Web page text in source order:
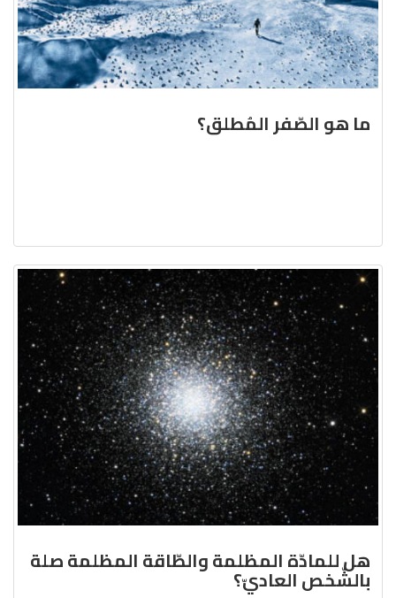
ما هو الصّفر المُطلق؟
هل للمادّة المظلمة والطّاقة المظلمة صلة
بالشّخص العاديّ؟